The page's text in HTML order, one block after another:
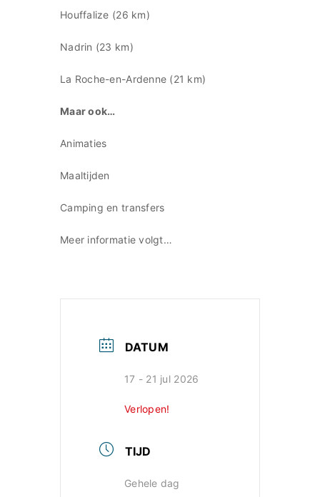
Houffalize (26 km)
Nadrin (23 km)
La Roche-en-Ardenne (21 km)
Maar ook…
Animaties
Maaltijden
Camping en transfers
Meer informatie volgt…
DATUM
17 - 21 jul 2026
Verlopen!
TIJD
Gehele dag